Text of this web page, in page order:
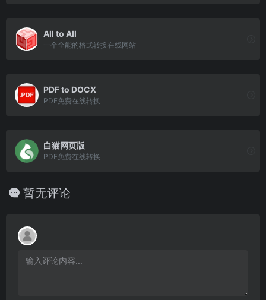
All to All
一个全能的格式转换在线网站
PDF to DOCX
PDF免费在线转换
白猫网页版
PDF免费在线转换
暂无评论